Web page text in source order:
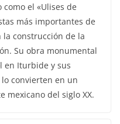
como el «Ulises de
más importantes de
la construcción de la
Su obra monumental
en Iturbide y sus
convierten en un
mexicano del siglo XX.